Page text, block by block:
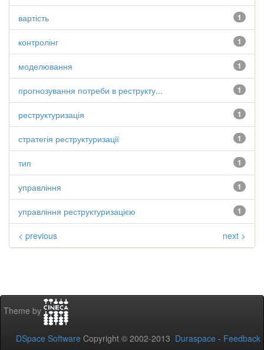
1
вартість
1
контролінг
1
моделювання
1
прогнозування потреби в реструкту...
1
реструктуризація
1
стратегія реструктуризації
1
тип
1
управління
1
управління реструктуризацією
< previous next >
Theme by
DSpace Software Copyright © 2002-2013 Duraspace - Feedback